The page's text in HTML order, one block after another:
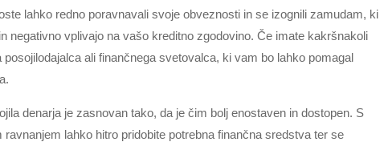
lahko redno poravnavali svoje obveznosti in se izognili zamudam, ki
negativno vplivajo na vašo kreditno zgodovino. Če imate kakršnakoli
ali finančnega svetovalca, ki vam bo lahko pomagal
denarja je zasnovan tako, da je čim bolj enostaven in dostopen. S
lahko hitro pridobite potrebna finančna sredstva ter se